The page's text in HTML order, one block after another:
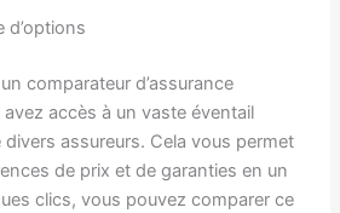
d’options
comparateur d’assurance
accès à un vaste éventail
assureurs. Cela vous permet
de prix et de garanties en un
clics, vous pouvez comparer ce